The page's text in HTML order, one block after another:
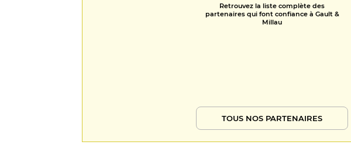
Retrouvez la liste complète des
partenaires qui font confiance à Gault &
Millau
TOUS NOS PARTENAIRES